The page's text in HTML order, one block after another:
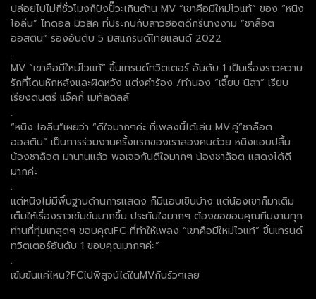
ปล่อยไปไม่กี่ชั่วโมงก็ปังปั๊วะเกินต้าน MV “เขาคือมีใหม่ไวแท้” ของ “หนิง
ไอลีน” ไทดอล มิวสิค ที่ประกบกับสาวฮอตดีกรีนางงาม “ชาล็อต
ออสติน” รองอันดับ 5 มิสแกรนด์ไทยแลนด์ 2022
.
MV ”เขาคือมีใหม่ไวแท้” ขึ้นเทรนด์ทวิตเตอร์ อันดับ 1 เป็นเรื่องราวความ
รักที่โดนหักหลังและผิดหวัง แต่งคำร้อง /ทำนอง “เจี๊ยบ นิสา” เรียบ
เรียงดนตรี แจ็คกี้ เมทัลดิลล์
.
“หนิง ไอลีน”เผยว่า “ดีใจมากๆค่ะ ที่เพลงนี้ได้เล่น MV.คู่“ชาล็อต
ออสติน” เป็นการร่วมงานครั้งแรกของเราสองคนด้วย หนิงแอบปลื้ม
น้องชาล็อต มานานแล้ว พอเจอกันดีใจมากๆ น้องชาล็อต แสดงได้ดี
มากค่ะ
.
แต่หนิงไม่มีพื้นฐานด้านการแสดง ก็มีแอบเขินบ้าง แต่น้องเขาก็มาเติม
เต็มให้เรื่องราวเข้มข้นมากขึ้น ประทับใจมากๆ ต้องขอขอบคุณทีมงานทุก
ท่านที่ทุ่มเทสุดๆ ขอบคุณFC ที่ทำให้เพลง “เขาคือมีใหม่ไวแท้” ขึ้นเทรนด์
ทวิตเตอร์อันดับ 1 ขอบคุณมากๆค่ะ”
.
เข้มข้นแค่ไหน?FCไปพิสูจน์ได้ในMVกันรัวๆเลย